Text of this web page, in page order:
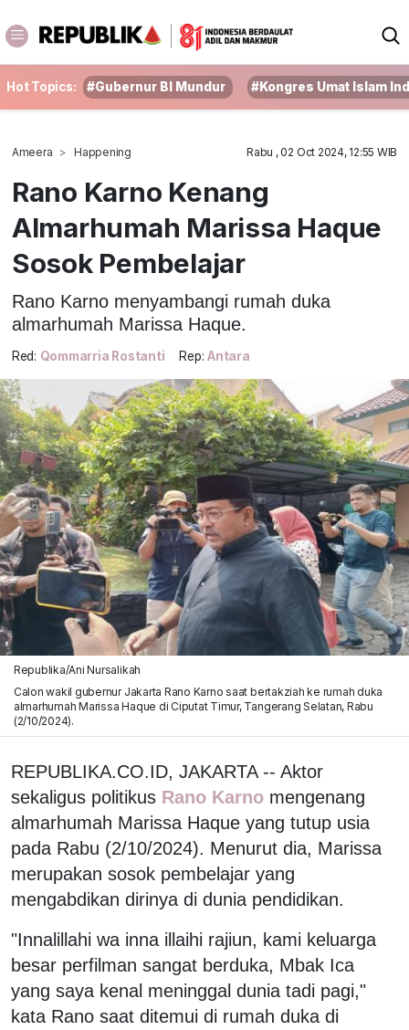
Hot Topics: #Gubernur BI Mundur #Kongres Umat Islam
Ameera Happening Rabu , 02 Oct 2024, 12:55 WIB
Rano Karno Kenang
Almarhumah Marissa Haque
Sosok Pembelajar
Rano Karno menyambangi rumah duka
almarhumah Marissa Haque.
Red: Qommarria Rostanti Rep: Antara
Republika/Ani Nursalikah
Calon wakil gubernur Jakarta Rano Karno saat bertakziah ke rumah duka
almarhumah Marissa Haque di Ciputat Timur, Tangerang Selatan, Rabu
(2/10/2024).
REPUBLIKA.CO.ID, JAKARTA -- Aktor
sekaligus politikus Rano Karno mengenang
almarhumah Marissa Haque yang tutup usia
pada Rabu (2/10/2024). Menurut dia, Marissa
merupakan sosok pembelajar yang
mengabdikan dirinya di dunia pendidikan.
"Innalillahi wa inna illaihi rajiun, kami keluarga
besar perfilman sangat berduka, Mbak Ica
yang saya kenal meninggal dunia tadi pagi,"
kata Rano saat ditemui di rumah duka di